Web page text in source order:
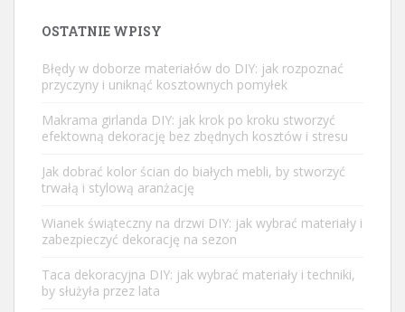
OSTATNIE WPISY
Błędy w doborze materiałów do DIY: jak rozpoznać
przyczyny i uniknąć kosztownych pomyłek
Makrama girlanda DIY: jak krok po kroku stworzyć
efektowną dekorację bez zbędnych kosztów i stresu
Jak dobrać kolor ścian do białych mebli, by stworzyć
trwałą i stylową aranżację
Wianek świąteczny na drzwi DIY: jak wybrać materiały i
zabezpieczyć dekorację na sezon
Taca dekoracyjna DIY: jak wybrać materiały i techniki,
by służyła przez lata